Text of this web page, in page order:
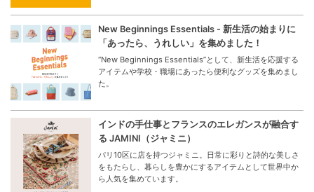
New Beginnings Essentials - 新生活の始まりに
「あったら、うれしい」を集めました！
“New Beginnings Essentials”として、新生活を応援する
アイテムや学校・職場にあったら便利なグッズを集めまし
た。
インドの手仕事とフランスのエレガンスが融合す
る JAMINI（ジャミニ）
パリ10区に店を持つジャミニ。日常に彩りと詩的な美しさ
をもたらし、暮らしを豊かにするアイテムとして世界中か
ら人気を集めています。